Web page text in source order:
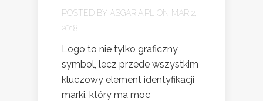
POSTED BY ASGARIA.PL
ON MAR 2,
2018
Logo to nie tylko graficzny
symbol, lecz przede wszystkim
kluczowy element identyfikacji
marki, który ma moc